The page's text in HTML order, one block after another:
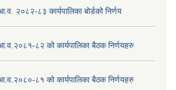
२०८२-८३ कार्यपालिका बोर्डको निर्णय
८२ को कार्यपालिका बैठक निर्णयहरु
८१ को कार्यपालिका बैठक निर्णयहरु